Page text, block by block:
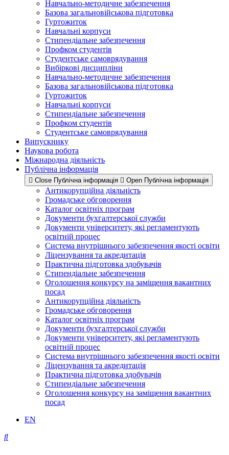
Навчально-методичне забезпечення
Базова загальновійськова підготовка
Гуртожиток
Навчальні корпуси
Стипендіальне забезпечення
Профком студентів
Студентське самоврядування
Вибіркові дисципліни
Навчально-методичне забезпечення
Базова загальновійськова підготовка
Гуртожиток
Навчальні корпуси
Стипендіальне забезпечення
Профком студентів
Студентське самоврядування
Випускнику
Наукова робота
Міжнародна діяльність
Публічна інформація
Close Публічна інформація Open Публічна інформація
Антикорупційна діяльність
Громадське обговорення
Каталог освітніх програм
Документи бухгалтерської служби
Документи університету, які регламентують
освітній процес
Система внутрішнього забезпечення якості освіти
Ліцензування та акредитація
Практична підготовка здобувачів
Стипендіальне забезпечення
Оголошення конкурсу на заміщення вакантних
посад
Антикорупційна діяльність
Громадське обговорення
Каталог освітніх програм
Документи бухгалтерської служби
Документи університету, які регламентують
освітній процес
Система внутрішнього забезпечення якості освіти
Ліцензування та акредитація
Практична підготовка здобувачів
Стипендіальне забезпечення
Оголошення конкурсу на заміщення вакантних
посад
EN